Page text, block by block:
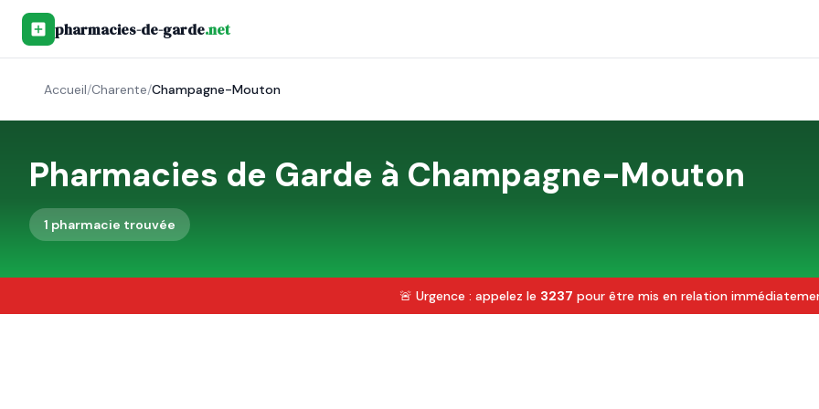
pharmacies-de-garde.net
Accueil/Charente/Champagne-Mouton
Pharmacies de Garde à Champagne-Mouton
1 pharmacie trouvée
🚨 Urgence : appelez le 3237 pour être mis en relation